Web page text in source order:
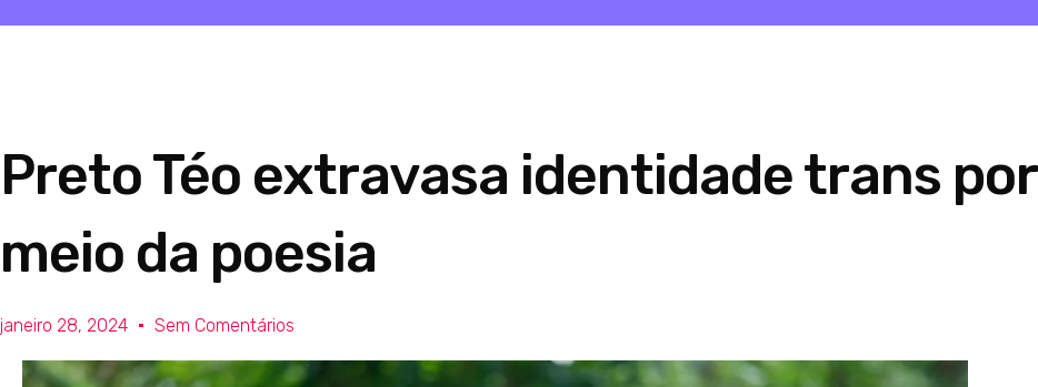
Preto Téo extravasa identidade trans por
meio da poesia
janeiro 28, 2024 Sem Comentários